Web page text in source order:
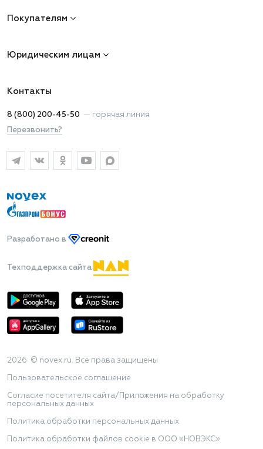
Покупателям
Юридическим лицам
Контакты
8 (800) 200-45-50 — горячая линия
Перезвонить?
Разработано в
Техподдержка сайта
2026 © novex.ru. Все права защищены
Пользовательское соглашение
Согласие посетителя сайта/Приложения на обработку
персональных данных
Политика обработки персональных данных
Политика обработки файлов cookie в ООО «НОВЭКС»